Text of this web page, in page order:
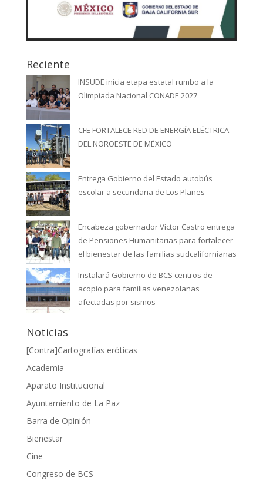
Reciente
INSUDE inicia etapa estatal rumbo a la
Olimpiada Nacional CONADE 2027
CFE FORTALECE RED DE ENERGÍA ELÉCTRICA
DEL NOROESTE DE MÉXICO
Entrega Gobierno del Estado autobús
escolar a secundaria de Los Planes
Encabeza gobernador Víctor Castro entrega
de Pensiones Humanitarias para fortalecer
el bienestar de las familias sudcalifornianas
Instalará Gobierno de BCS centros de
acopio para familias venezolanas
afectadas por sismos
Noticias
[Contra]Cartografías eróticas
Academia
Aparato Institucional
Ayuntamiento de La Paz
Barra de Opinión
Bienestar
Cine
Congreso de BCS